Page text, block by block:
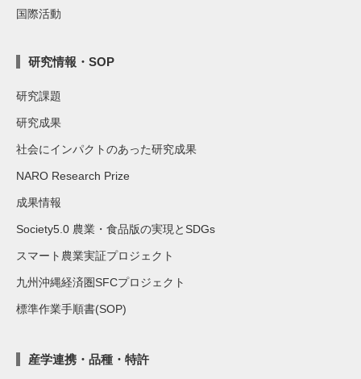
国際活動
研究情報・SOP
研究課題
研究成果
社会にインパクトのあった研究成果
NARO Research Prize
成果情報
Society5.0 農業・食品版の実現とSDGs
スマート農業実証プロジェクト
九州沖縄経済圏SFCプロジェクト
標準作業手順書(SOP)
産学連携・品種・特許